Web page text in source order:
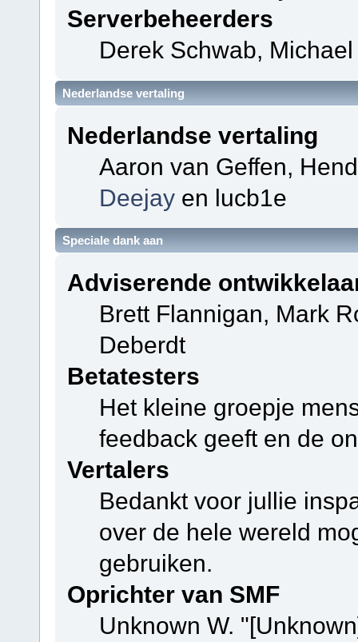
Serverbeheerders
Derek Schwab,
Nederlandse vertaling
Nederlandse vertaling
Aaron van Geffen,
Deejayen lucb1e
Speciale dank aan
Adviserende
Brett Flannigan, Mark
Deberdt
Betatesters
Het kleine groepje
feedback geeft en de
Vertalers
Bedankt voor jullie
over de hele wereld
gebruiken.
Oprichter van SMF
Unknown W.